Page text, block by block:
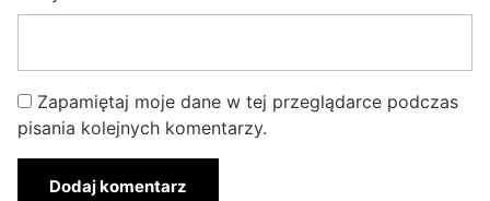
Zapamiętaj moje dane w tej przeglądarce podczas
pisania kolejnych komentarzy.